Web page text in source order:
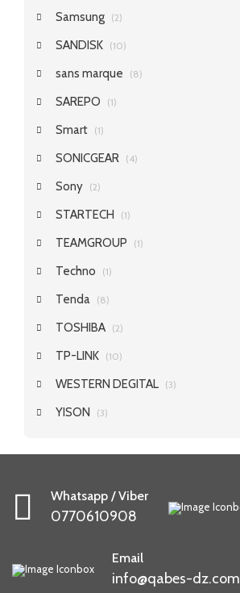
Samsung (2)
SANDISK (10)
sans marque (8)
SAREPO (1)
Smart (1)
SONICGEAR (4)
Sony (2)
STARTECH (1)
TEAMGROUP (1)
Techno (1)
Tenda (8)
TOSHIBA (2)
TP-LINK (10)
WESTERN DEGITAL (3)
YISON (3)
Whatsapp / Viber
0770610908
Email
info@qabes-dz.com